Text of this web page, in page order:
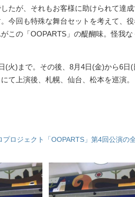
たが、それもお客様に助けられて達
今回も特殊な舞台セットを考えて、
この「OOPARTS」の醍醐味。怪我
(火)まで。その後、8月4日(金)から6日
て上演後、札幌、仙台、松本を巡演。
ロジェクト「OOPARTS」第4回公演の